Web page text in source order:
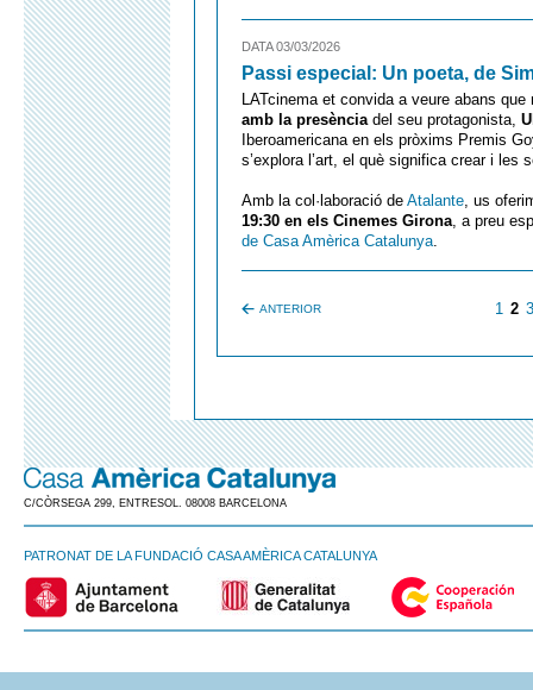
DATA 03/03/2026
Passi especial: Un poeta, de
LATcinema et convida a veure abans
amb la presència del seu protagonista,
Iberoamericana en els pròxims Premis
s’explora l’art, el què significa crear i
Amb la col·laboració de Atalante , us
19:30 en els Cinemes Girona , a preu
de Casa Amèrica Catalunya
ANTERIOR 1 2
C/CÒRSEGA 299, ENTRESOL. 08008 BARCELONA
PATRONAT DE LA FUNDACIÓ CASA AMÈRICA CATALUNYA